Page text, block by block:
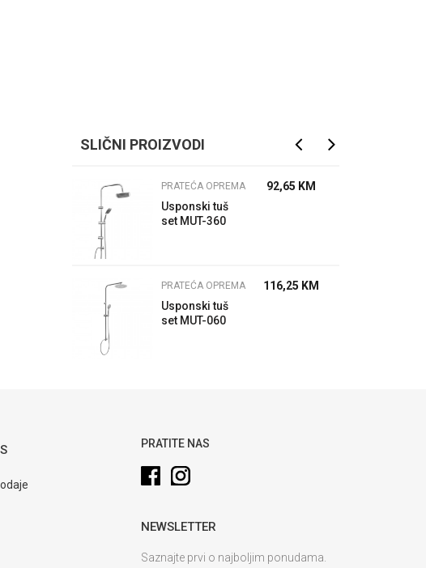
SLIČNI PROIZVODI
PRATEĆA OPREMA
Usponski tuš
set MUT-360
92,65 KM
PRATEĆA OPREMA
Usponski tuš
set MUT-060
116,25 KM
PRATITE NAS
NEWSLETTER
Saznajte prvi o najboljim ponudama.